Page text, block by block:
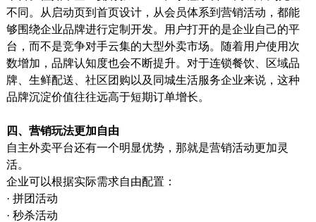
不同。从启动页到首页设计，从会员体系到营销活动，都能
够围绕企业品牌进行定制开发。用户打开的是企业自己的平
台，而不是竞争对手云集的大型外卖市场。随着用户使用次
数增加，品牌认知度也会不断提升。对于连锁餐饮、区域品
牌、生鲜配送、社区团购以及同城生活服务企业来说，这种
品牌沉淀价值往往远高于短期订单增长。
四、营销玩法更加自由
自主外卖平台还有一个明显优势，那就是营销活动更加灵
活。
企业可以根据实际需求自由配置：
· 拼团活动
· 秒杀活动